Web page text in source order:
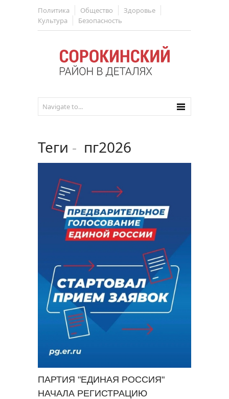
Политика Общество
Здоровье
Культура
Безопасность
Теги - пг2026
ПАРТИЯ "ЕДИНАЯ РОССИЯ"
НАЧАЛА РЕГИСТРАЦИЮ